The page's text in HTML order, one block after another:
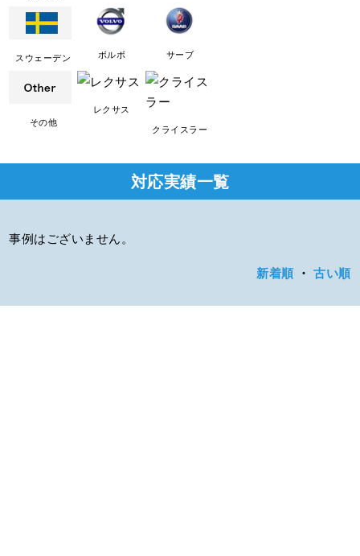
スウェーデン ボルボ サーブ
その他
レクサス
クライスラー
対応実績一覧
事例はございません。
新着順 ・古い順